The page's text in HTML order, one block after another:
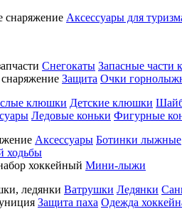
снаряжение Аксессуары для
Снегокаты Запасные части
Защита Очки
клюшки Детские клюшки
Ледовые коньки Фигурные
Аксессуары Ботинки лыжные
ходьбы
хоккейный Мини-лыжи
ледянки Ватрушки Ледянки
Защита паха Одежда